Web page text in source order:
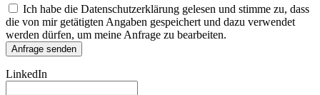
Ich habe die Datenschutzerklärung gelesen und stimme zu, dass
die von mir getätigten Angaben gespeichert und dazu verwendet
werden dürfen, um meine Anfrage zu bearbeiten.
Anfrage senden
LinkedIn